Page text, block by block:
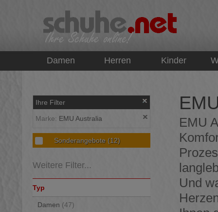
Damen Herren Kinder
Ihre Filter
Marke: EMU Australia
Sonderangebote (12)
Weitere Filter...
Typ
Damen (47)
EMU
Und